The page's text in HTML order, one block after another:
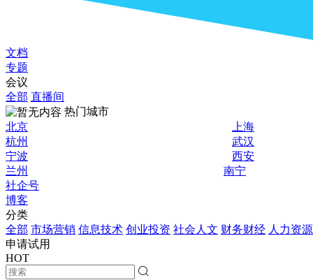
文档
专题
会议
全部 直播间
热门城市
北京
上海
杭州
武汉
宁波
西安
兰州
南宁
社企号
博客
分类
全部 市场营销 信息技术 创业投资 社会人文 财务财经 人力资源
申请试用
HOT